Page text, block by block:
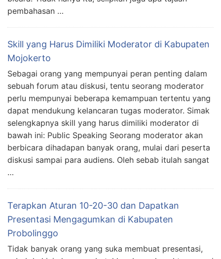
pembahasan …
Skill yang Harus Dimiliki Moderator di Kabupaten
Mojokerto
Sebagai orang yang mempunyai peran penting dalam
sebuah forum atau diskusi, tentu seorang moderator
perlu mempunyai beberapa kemampuan tertentu yang
dapat mendukung kelancaran tugas moderator. Simak
selengkapnya skill yang harus dimiliki moderator di
bawah ini: Public Speaking Seorang moderator akan
berbicara dihadapan banyak orang, mulai dari peserta
diskusi sampai para audiens. Oleh sebab itulah sangat
…
Terapkan Aturan 10-20-30 dan Dapatkan
Presentasi Mengagumkan di Kabupaten
Probolinggo
Tidak banyak orang yang suka membuat presentasi,